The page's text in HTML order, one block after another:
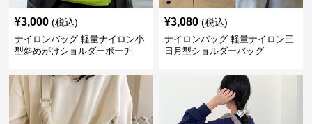
¥3,000 (税込)
ナイロンバッグ 軽量ナイロン小
型斜めがけショルダーポーチ
¥3,080 (税込)
ナイロンバッグ 軽量ナイロン三
日月型ショルダーバッグ